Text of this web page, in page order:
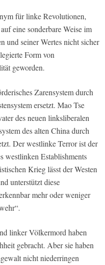
für linke Revolutionen,
eine sonderbare Weise im
und seiner Wertes nicht sicher
Form von
geworden.
Zarensystem durch
ersetzt. Mao Tse
des neuen linksliberalen
des alten China durch
Der westlinke Terror ist der
westlinken Establishments
Krieg lässt der Westen
unterstützt diese
mehr oder weniger
linker Völkermord haben
gebracht. Aber sie haben
nicht niederringen